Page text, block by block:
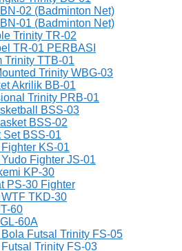
02 (Badminton Net)
01 (Badminton Net)
Trinity TR-02
TR-01 PERBASI
Trinity TTB-01
Trinity WBG-03
Akrilik BB-01
Trinity PRB-01
BSS-03
BSS-02
Set BSS-01
KS-01
Fighter JS-01
KP-30
PS-30 Fighter
TKD-30
60
60A
Futsal Trinity FS-05
Trinity FS-03